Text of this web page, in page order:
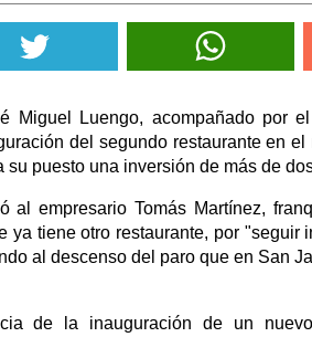
Miguel Luengo, acompañado por
del segundo restaurante en
puesto una inversión de más de
al empresario Tomás Martínez,
ya tiene otro restaurante, por
al descenso del paro que en San
de la inauguración de un